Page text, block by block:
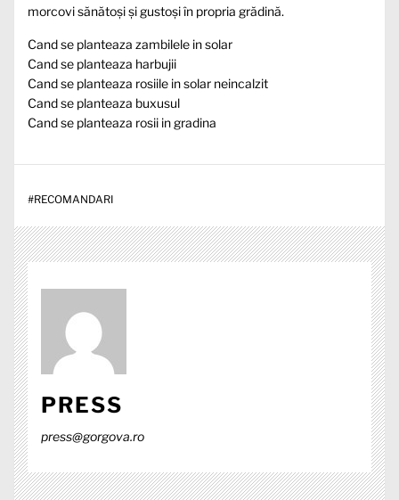
morcovi sănătoși și gustoși în propria grădină.
Cand se planteaza zambilele in solar
Cand se planteaza harbujii
Cand se planteaza rosiile in solar neincalzit
Cand se planteaza buxusul
Cand se planteaza rosii in gradina
#RECOMANDARI
PRESS
press@gorgova.ro